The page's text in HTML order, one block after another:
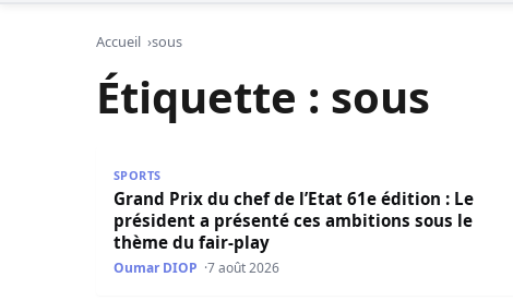
Accueil sous
Étiquette : sous
SPORTS
Grand Prix du chef de l’Etat 61e édition : Le
président a présenté ces ambitions sous le
thème du fair-play
Oumar DIOP 7 août 2026